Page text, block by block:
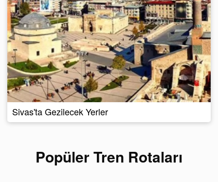
Sivas'ta Gezilecek Yerler
Popüler Tren Rotaları